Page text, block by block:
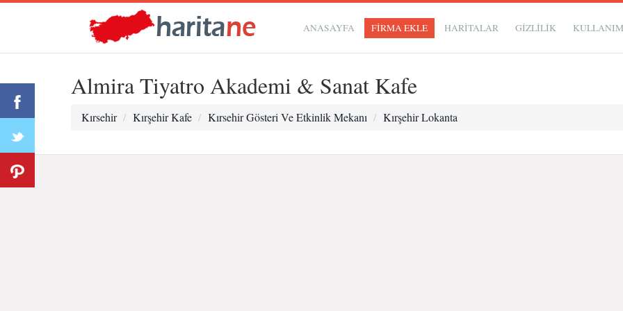
ANASAYFA FİRMA EKLE HARİTALAR GIZLILIK
Almira Tiyatro Akademi & Sanat Kafe
Kırsehir Kırşehir Kafe Kırsehir Gösteri Ve Etkinlik Mekanı Kırşehir Lokanta